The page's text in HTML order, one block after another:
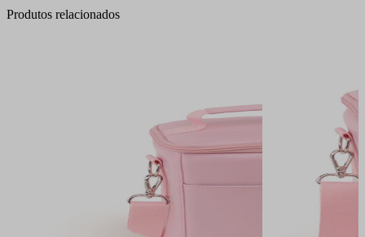
Produtos relacionados